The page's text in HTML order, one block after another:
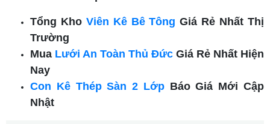
Tổng Kho Viên Kê Bê Tông Giá Rẻ Nhất Thị
Trường
Mua Lưới An Toàn Thủ Đức Giá Rẻ Nhất Hiện
Nay
Con Kê Thép Sàn 2 LớpBáo Giá Mới Cập
Nhật